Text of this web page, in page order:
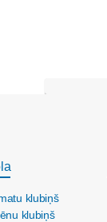
klubiņš
klubiņš